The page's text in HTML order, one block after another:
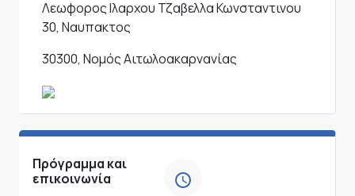
Λεωφορος Ιλαρχου Τζαβελλα Κωνσταντινου
30, Ναυπακτος
30300, Νομός Αιτωλοακαρνανίας
Πρόγραμμα και
επικοινωνία